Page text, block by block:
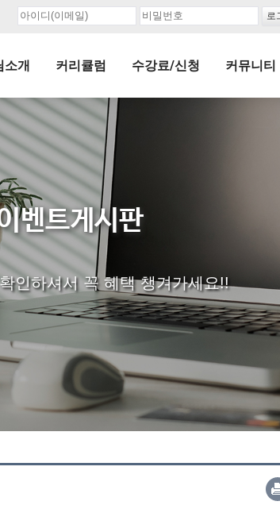
소개 커리큘럼 수강료/신청 커뮤니티
벤트게시판
인하셔서 꼭 혜택 챙겨가세요!!